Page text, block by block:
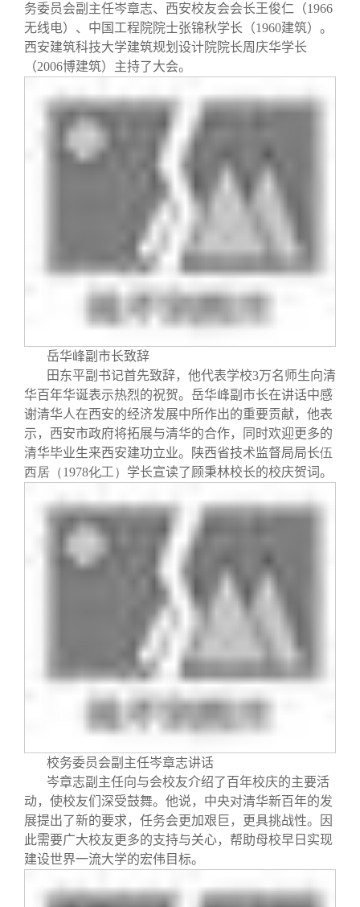
联系我们
务委员会副主任岑章志、西安校友会会长王俊仁（1966
无线电）、中国工程院院士张锦秋学长（1960建筑）。
西安建筑科技大学建筑规划设计院院长周庆华学长
（2006博建筑）主持了大会。
岳华峰副市长致辞
田东平副书记首先致辞，他代表学校3万名师生向清
华百年华诞表示热烈的祝贺。岳华峰副市长在讲话中感
谢清华人在西安的经济发展中所作出的重要贡献，他表
示，西安市政府将拓展与清华的合作，同时欢迎更多的
清华毕业生来西安建功立业。陕西省技术监督局局长伍
西居（1978化工） 学长宣读了顾秉林校长的校庆贺词。
校务委员会副主任岑章志讲话
岑章志副主任向与会校友介绍了百年校庆的主要活
动，使校友们深受鼓舞。他说，中央对清华新百年的发
展提出了新的要求，任务会更加艰巨，更具挑战性。因
此需要广大校友更多的支持与关心，帮助母校早日实现
建设世界一流大学的宏伟目标。